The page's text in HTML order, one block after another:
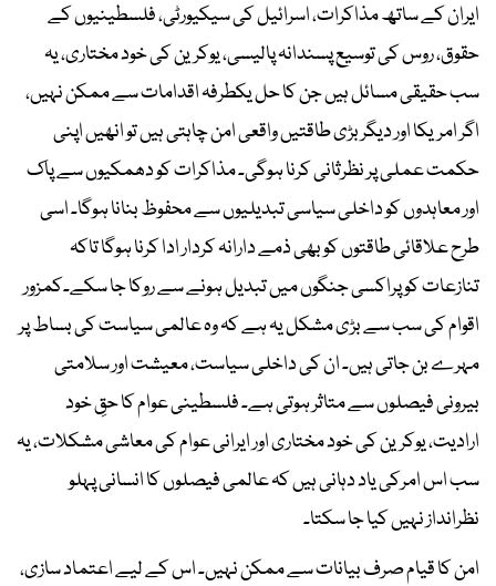
ایران کے ساتھ مذاکرات، اسرائیل کی سیکیورٹی، فلسطینیوں کے
حقوق، روس کی توسیع پسندانہ پالیسی، یوکرین کی خود مختاری، یہ
سب حقیقی مسائل ہیں جن کا حل یکطرفہ اقدامات سے ممکن نہیں،
اگر امریکا اور دیگر بڑی طاقتیں واقعی امن چاہتی ہیں تو انھیں اپنی
حکمت عملی پر نظرثانی کرنا ہوگی۔ مذاکرات کو دھمکیوں سے پاک
اور معاہدوں کو داخلی سیاسی تبدیلیوں سے محفوظ بنانا ہوگا۔ اسی
طرح علاقائی طاقتوں کو بھی ذمے دارانہ کردار ادا کرنا ہوگا تاکہ
تنازعات کو پراکسی جنگوں میں تبدیل ہونے سے روکا جا سکے۔کمزور
اقوام کی سب سے بڑی مشکل یہ ہے کہ وہ عالمی سیاست کی بساط پر
مہرے بن جاتی ہیں۔ ان کی داخلی سیاست، معیشت اور سلامتی
بیرونی فیصلوں سے متاثر ہوتی ہے۔ فلسطینی عوام کا حقِ خود
ارادیت، یوکرین کی خود مختاری اور ایرانی عوام کی معاشی مشکلات، یہ
سب اس امرکی یاد دہانی ہیں کہ عالمی فیصلوں کا انسانی پہلو
نظرانداز نہیں کیا جا سکتا۔
امن کا قیام صرف بیانات سے ممکن نہیں۔ اس کے لیے اعتماد سازی،